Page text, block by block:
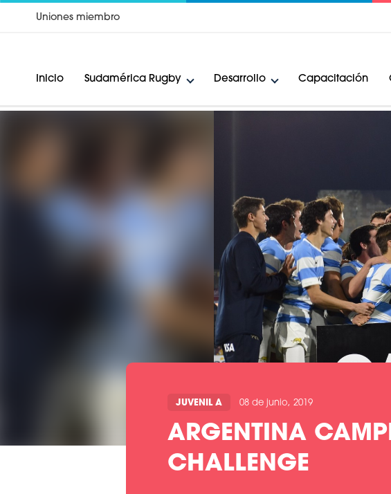
Uniones miembro
Inicio Sudamérica Rugby Desarrollo Capacitación
JUVENIL A 08 de junio, 2019
ARGENTINA
CHALLENGE